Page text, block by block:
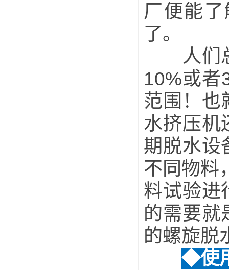
厂便能
了。
人们总
10%或者
范围！也
水挤压机
期脱水设
不同物料
料试验进
的需要就
的螺旋脱
◆使